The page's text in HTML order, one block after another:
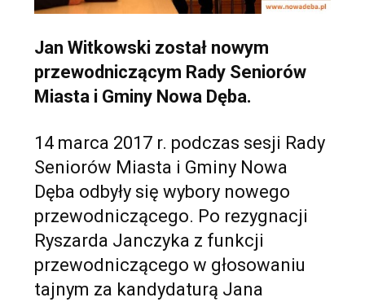
Jan Witkowski został nowym
przewodniczącym Rady Seniorów
Miasta i Gminy Nowa Dęba.
14 marca 2017 r. podczas sesji Rady
Seniorów Miasta i Gminy Nowa
Dęba odbyły się wybory nowego
przewodniczącego. Po rezygnacji
Ryszarda Janczyka z funkcji
przewodniczącego w głosowaniu
tajnym za kandydaturą Jana